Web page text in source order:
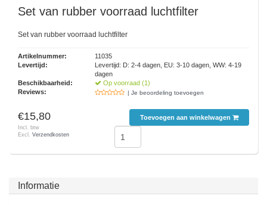
Set van rubber voorraad luchtfilter
Set van rubber voorraad luchtfilter
Artikelnummer:
11035
Levertijd:
Levertijd: D: 2-4 dagen, EU: 3-10 dagen, WW: 4-19
dagen
Beschikbaarheid:
Op voorraad (1)
Reviews:
| Je beoordeling toevoegen
€15,80
Incl. btw
Excl. Verzendkosten
Toevoegen aan winkelwagen
Informatie